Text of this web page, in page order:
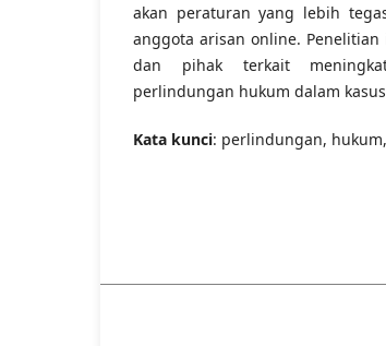
akan peraturan yang lebih
anggota arisan online.
dan pihak terkait
perlindungan hukum dalam
Kata kunci: perlindungan,